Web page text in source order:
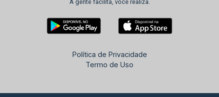
A gente facilita, você realiza.
Política de Privacidade
Termo de Uso